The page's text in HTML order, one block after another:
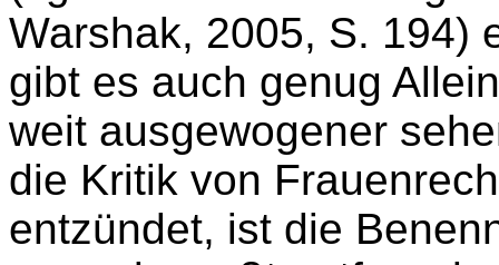
Warshak, 2005, S. 194)
gibt es auch genug
weit ausgewogener
die Kritik von
entzündet, ist die